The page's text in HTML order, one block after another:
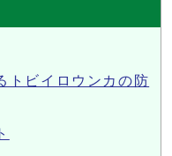
トビイロウンカの防